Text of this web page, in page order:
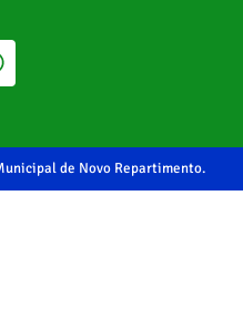
de Novo Repartimento.